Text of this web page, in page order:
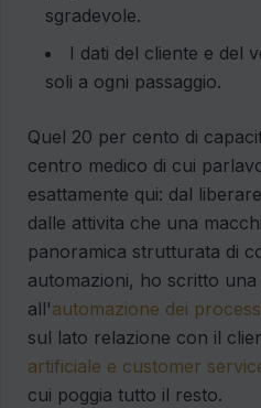
sgradevole.
I dati del cliente e del
soli a ogni passaggio.
Quel 20 per cento di
centro medico di cui
esattamente qui: dal
dalle attivita che una
panoramica strutturata di
automazioni, ho scritto una
all'automazione dei
sul lato relazione con il
artificiale e customer
cui poggia tutto il resto.